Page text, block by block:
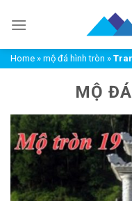
đến
dungHome » mộ đá hình tròn »
MỘ